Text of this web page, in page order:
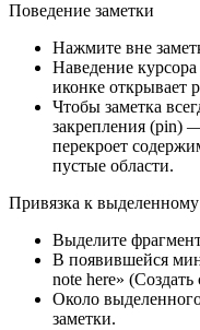
Поведение заметки
Нажмите вне
Наведение
иконке открывает
Чтобы заметка
закрепления (pin)
перекроет
пустые области.
Привязка к выделенному
Выделите
В появившейся
note here» (Создать
Около
заметки.